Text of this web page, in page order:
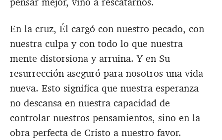
En la cruz, Él cargó con nuestro pecado, con
nuestra culpa y con todo lo que nuestra
mente distorsiona y arruina. Y en Su
resurrección aseguró para nosotros una vida
nueva. Esto significa que nuestra esperanza
no descansa en nuestra capacidad de
controlar nuestros pensamientos, sino en la
obra perfecta de Cristo a nuestro favor.